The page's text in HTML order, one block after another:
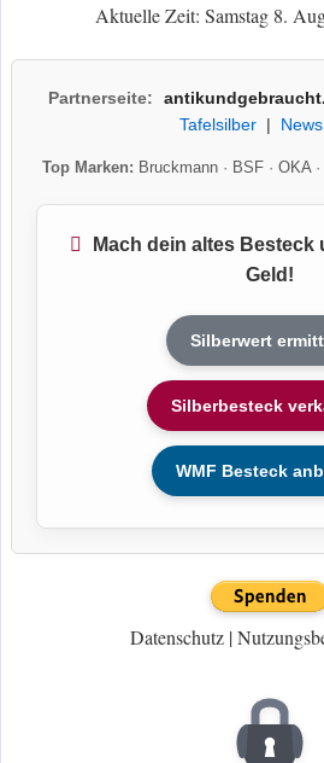
Aktuelle Zeit: Samstag 8.
Partnerseite:
Tafelsilber|
Top Marken: Bruckmann· BSF· OKA·
Mach dein altes Besteck
Geld!
Silberwert
Silberbesteck
WMF Besteck
Datenschutz |